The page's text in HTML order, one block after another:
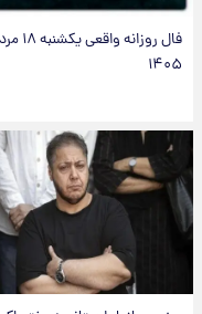
فال روزانه واقعی یکشنبه ۱۸ مرداد
۱۴۰۵